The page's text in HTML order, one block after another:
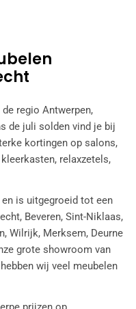
regio Antwerpen,
de juli solden vind je bij
kortingen op salons,
relaxzetels,
is uitgegroeid tot een
Beveren, Sint-Niklaas,
Wilrijk, Merksem, Deurne
grote showroom van
wij veel meubelen